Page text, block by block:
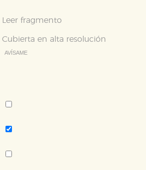
Leer fragmento
Cubierta en alta resolución
AVÍSAME
Estas cookies se utilizan para
de navegación y optimizar el
servicios para que no tenga que